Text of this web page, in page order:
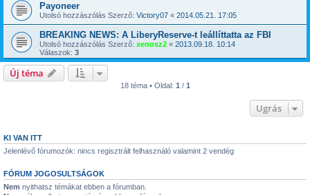
Payoneer
Utolsó hozzászólás Szerző: Victory07 « 2014.05.21. 17:05
BREAKING NEWS: A LiberyReserve-t leállíttatta az FBI
Utolsó hozzászólás Szerző: xenosz2 « 2013.09.18. 10:14
Válaszok: 3
Új téma
18 téma • Oldal: 1 / 1
Ugrás
KI VAN ITT
Jelenlévő fórumozók: nincs regisztrált felhasználó valamint 2 vendég
FÓRUM JOGOSULTSÁGOK
Nem nyithatsz témákat ebben a fórumban.